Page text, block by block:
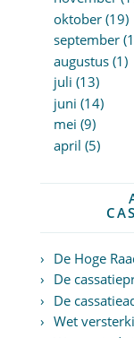
oktober (19)
september
augustus (1)
juli (13)
juni (14)
mei (9)
april (5)
De Hoge
De
De
Wet